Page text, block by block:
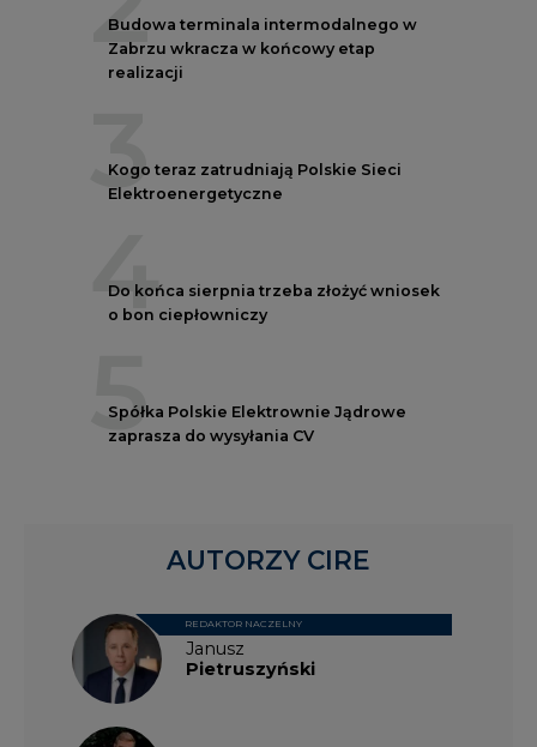
Budowa terminala intermodalnego w
Zabrzu wkracza w końcowy etap
realizacji
3
Kogo teraz zatrudniają Polskie Sieci
Elektroenergetyczne
4
Do końca sierpnia trzeba złożyć wniosek
o bon ciepłowniczy
5
Spółka Polskie Elektrownie Jądrowe
zaprasza do wysyłania CV
Janusz
Pietruszyński
REDAKTOR NACZELNY
AUTORZY CIRE